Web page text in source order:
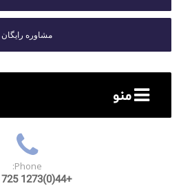
مشاوره رایگان
منو
Phone:
+44(0)1273 725 577